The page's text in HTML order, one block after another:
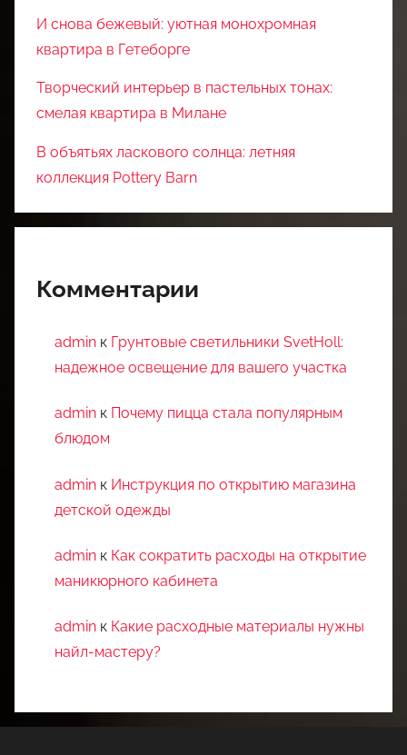
И снова бежевый: уютная монохромная
квартира в Гетеборге
Творческий интерьер в пастельных тонах:
смелая квартира в Милане
В объятьях ласкового солнца: летняя
коллекция Pottery Barn
Комментарии
admin к Грунтовые светильники SvetHoll:
надежное освещение для вашего участка
admin к Почему пицца стала популярным
блюдом
admin к Инструкция по открытию магазина
детской одежды
admin к Как сократить расходы на открытие
маникюрного кабинета
admin к Какие расходные материалы нужны
найл-мастеру?